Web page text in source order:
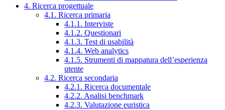
4. Ricerca progettuale
4.1. Ricerca primaria
4.1.1. Interviste
4.1.2. Questionari
4.1.3. Test di usabilità
4.1.4. Web analytics
4.1.5. Strumenti di mappatura dell’esperienza
utente
4.2. Ricerca secondaria
4.2.1. Ricerca documentale
4.2.2. Analisi benchmark
4.2.3. Valutazione euristica